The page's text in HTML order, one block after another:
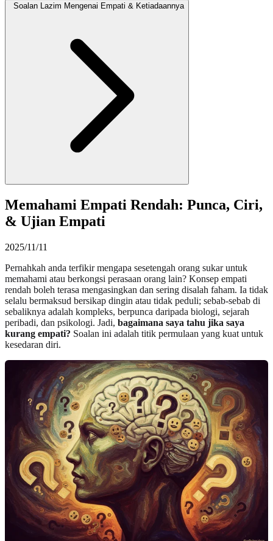
Soalan Lazim Mengenai Empati & Ketiadaannya
Memahami Empati Rendah: Punca, Ciri,
& Ujian Empati
2025/11/11
Pernahkah anda terfikir mengapa sesetengah orang sukar untuk
memahami atau berkongsi perasaan orang lain? Konsep empati
rendah boleh terasa mengasingkan dan sering disalah faham. Ia tidak
selalu bermaksud bersikap dingin atau tidak peduli; sebab-sebab di
sebaliknya adalah kompleks, berpunca daripada biologi, sejarah
peribadi, dan psikologi. Jadi, bagaimana saya tahu jika saya
kurang empati? Soalan ini adalah titik permulaan yang kuat untuk
kesedaran diri.